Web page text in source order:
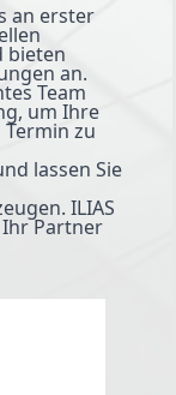
an erster
bieten
an.
Team
um Ihre
zu
lassen Sie
ILIAS
Ihr Partner